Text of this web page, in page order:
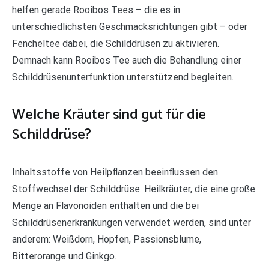
helfen gerade Rooibos Tees – die es in
unterschiedlichsten Geschmacksrichtungen gibt – oder
Fencheltee dabei, die Schilddrüsen zu aktivieren.
Demnach kann Rooibos Tee auch die Behandlung einer
Schilddrüsenunterfunktion unterstützend begleiten.
Welche Kräuter sind gut für die
Schilddrüse?
Inhaltsstoffe von Heilpflanzen beeinflussen den
Stoffwechsel der Schilddrüse. Heilkräuter, die eine große
Menge an Flavonoiden enthalten und die bei
Schilddrüsenerkrankungen verwendet werden, sind unter
anderem: Weißdorn, Hopfen, Passionsblume,
Bitterorange und Ginkgo.